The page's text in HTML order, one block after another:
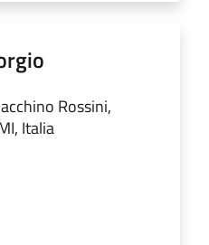
Rossini,
Italia